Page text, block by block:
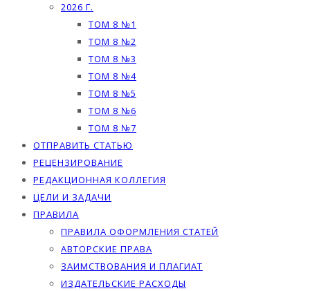
2026 Г.
ТОМ 8 №1
ТОМ 8 №2
ТОМ 8 №3
ТОМ 8 №4
ТОМ 8 №5
ТОМ 8 №6
ТОМ 8 №7
ОТПРАВИТЬ СТАТЬЮ
РЕЦЕНЗИРОВАНИЕ
РЕДАКЦИОННАЯ КОЛЛЕГИЯ
ЦЕЛИ И ЗАДАЧИ
ПРАВИЛА
ПРАВИЛА ОФОРМЛЕНИЯ СТАТЕЙ
АВТОРСКИЕ ПРАВА
ЗАИМСТВОВАНИЯ И ПЛАГИАТ
ИЗДАТЕЛЬСКИЕ РАСХОДЫ